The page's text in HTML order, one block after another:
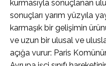
kurmasıyla sonuçlanan
sonuçları yarım yüzyıla
karmaşık bir gelişimin
ve uzun bir ulusal ve
açığa vurur: Paris